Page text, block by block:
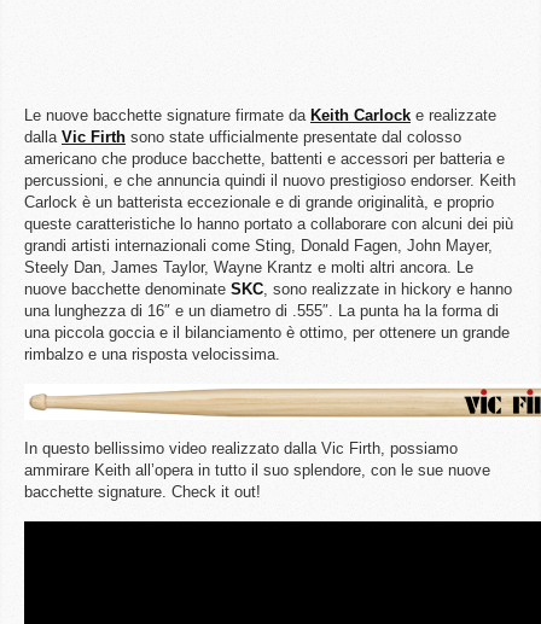
Le nuove bacchette signature firmate da Keith Carlock e realizzate
dalla Vic Firth sono state ufficialmente presentate dal colosso
americano che produce bacchette, battenti e accessori per batteria e
percussioni, e che annuncia quindi il nuovo prestigioso endorser. Keith
Carlock è un batterista eccezionale e di grande originalità, e proprio
queste caratteristiche lo hanno portato a collaborare con alcuni dei più
grandi artisti internazionali come Sting, Donald Fagen, John Mayer,
Steely Dan, James Taylor, Wayne Krantz e molti altri ancora. Le
nuove bacchette denominate SKC, sono realizzate in hickory e hanno
una lunghezza di 16″ e un diametro di .555″. La punta ha la forma di
una piccola goccia e il bilanciamento è ottimo, per ottenere un grande
rimbalzo e una risposta velocissima.
In questo bellissimo video realizzato dalla Vic Firth, possiamo
ammirare Keith all’opera in tutto il suo splendore, con le sue nuove
bacchette signature. Check it out!